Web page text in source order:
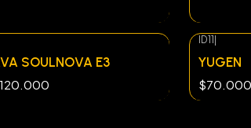
SOULNOVA E3
ID11
YUGEN
$70.000